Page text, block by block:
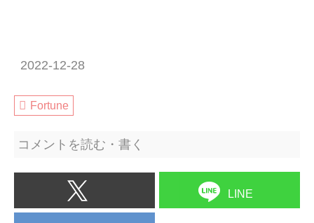
2022-12-28
Fortune
コメントを読む・書く
LINE